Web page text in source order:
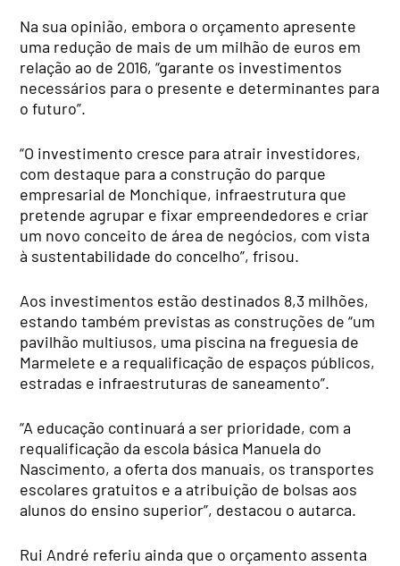
Na sua opinião, embora o orçamento apresente
uma redução de mais de um milhão de euros em
relação ao de 2016, “garante os investimentos
necessários para o presente e determinantes para
o futuro”.
“O investimento cresce para atrair investidores,
com destaque para a construção do parque
empresarial de Monchique, infraestrutura que
pretende agrupar e fixar empreendedores e criar
um novo conceito de área de negócios, com vista
à sustentabilidade do concelho”, frisou.
Aos investimentos estão destinados 8,3 milhões,
estando também previstas as construções de “um
pavilhão multiusos, uma piscina na freguesia de
Marmelete e a requalificação de espaços públicos,
estradas e infraestruturas de saneamento”.
“A educação continuará a ser prioridade, com a
requalificação da escola básica Manuela do
Nascimento, a oferta dos manuais, os transportes
escolares gratuitos e a atribuição de bolsas aos
alunos do ensino superior”, destacou o autarca.
Rui André referiu ainda que o orçamento assenta